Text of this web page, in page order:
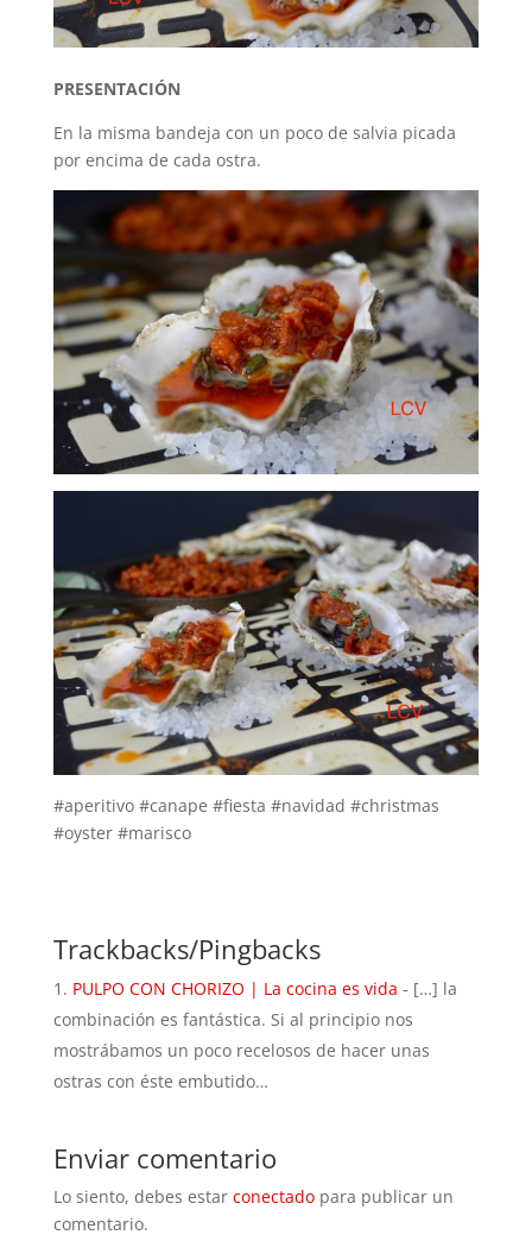
PRESENTACIÓN
En la misma bandeja con un poco de salvia picada
por encima de cada ostra.
#aperitivo #canape #fiesta #navidad #christmas
#oyster #marisco
Trackbacks/Pingbacks
PULPO CON CHORIZO | La cocina es vida - […] la
combinación es fantástica. Si al principio nos
mostrábamos un poco recelosos de hacer unas
ostras con éste embutido…
Enviar comentario
Lo siento, debes estar conectadopara publicar un
comentario.